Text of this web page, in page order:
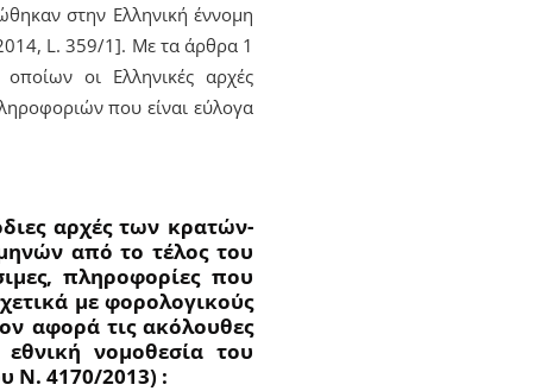
στην Ελληνική έννομη
L. 359/1]. Με τα άρθρα 1
οι Ελληνικές αρχές
που είναι εύλογα
αρχές των κρατών-
από το τέλος του
πληροφορίες που
με φορολογικούς
αφορά τις ακόλουθες
νομοθεσία του
Ν. 4170/2013) :